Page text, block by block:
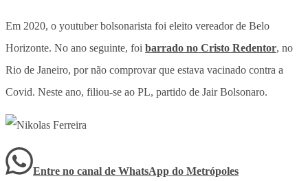
Em 2020, o youtuber bolsonarista foi eleito vereador de Belo
Horizonte. No ano seguinte, foi barrado no Cristo Redentor, no
Rio de Janeiro, por não comprovar que estava vacinado contra a
Covid. Neste ano, filiou-se ao PL, partido de Jair Bolsonaro.
Entre no canal de WhatsApp do Metrópoles